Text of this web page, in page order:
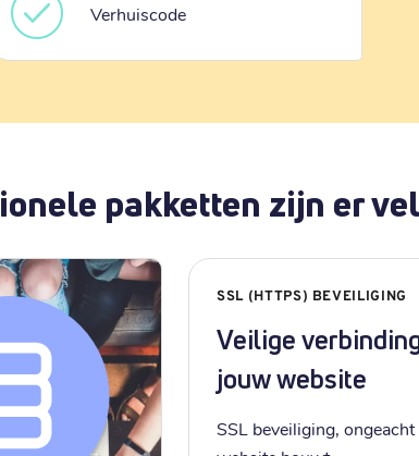
Verhuiscode
pakketten zijn er
SSL (HTTPS) BEVEILIGING
Veilige
jouw website
SSL beveiliging, ongeacht